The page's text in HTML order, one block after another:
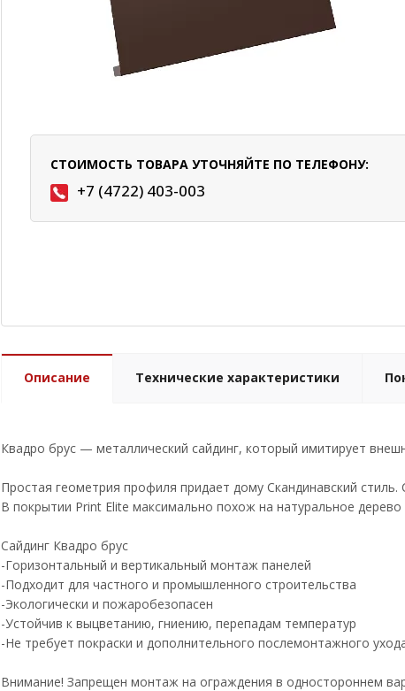
СТОИМОСТЬ ТОВАРА УТОЧНЯЙТЕ ПО ТЕЛЕФОНУ:
+7 (4722) 403-003
Описание Технические характеристики
Квадро брус — металлический сайдинг, который имитирует
Простая геометрия профиля придает дому Скандинавский
В покрытии Print Elite максимально похож на натуральное дерево
Сайдинг Квадро брус
-Горизонтальный и вертикальный монтаж панелей
-Подходит для частного и промышленного строительства
-Экологически и пожаробезопасен
-Устойчив к выцветанию, гниению, перепадам температур
-Не требует покраски и дополнительного послемонтажного
Внимание! Запрещен монтаж на ограждения в одностороннем